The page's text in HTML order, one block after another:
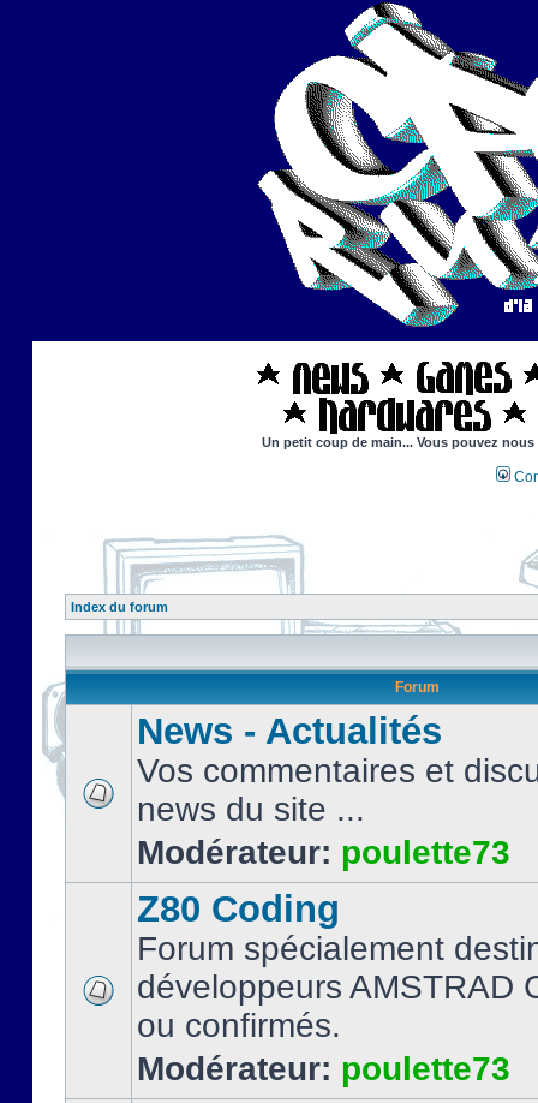
Un petit coup de main... Vous pouvez
Index du forum
Forum
News - Actualités
Vos commentaires et
news du site ...
Modérateur: poulette73
Z80 Coding
Forum spécialement
développeurs AMSTRAD
ou confirmés.
Modérateur: poulette73